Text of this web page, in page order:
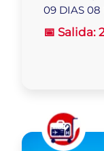
09 DIAS 08
📅 Salida: